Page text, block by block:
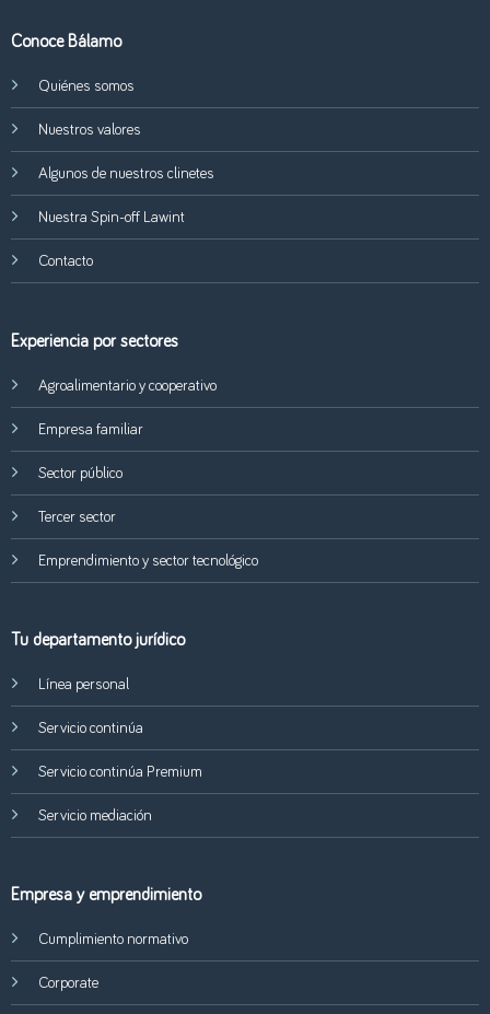
Conoce Bálamo
Quiénes somos
Nuestros valores
Algunos de nuestros clinetes
Nuestra Spin-off Lawint
Contacto
Experiencia por sectores
Agroalimentario y cooperativo
Empresa familiar
Sector público
Tercer sector
Emprendimiento y sector tecnológico
Tu departamento jurídico
Línea personal
Servicio continúa
Servicio continúa Premium
Servicio mediación
Empresa y emprendimiento
Cumplimiento normativo
Corporate